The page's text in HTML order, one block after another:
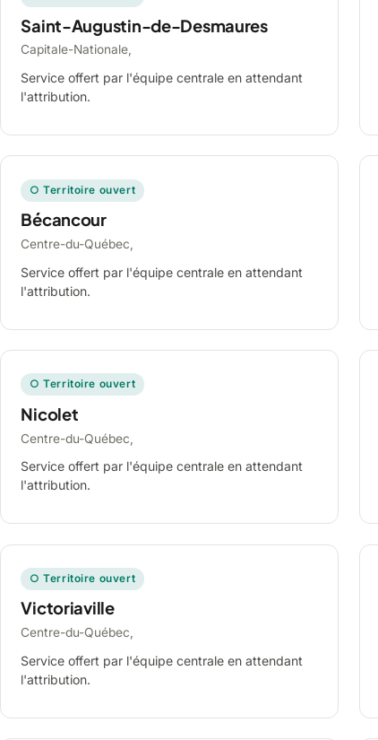
Saint-Augustin-de-Desmaures
Capitale-Nationale,
Service offert par l'équipe centrale en attendant
l'attribution.
○ Territoire ouvert
Bécancour
Centre-du-Québec,
Service offert par l'équipe centrale en attendant
l'attribution.
○ Territoire ouvert
Nicolet
Centre-du-Québec,
Service offert par l'équipe centrale en attendant
l'attribution.
○ Territoire ouvert
Victoriaville
Centre-du-Québec,
Service offert par l'équipe centrale en attendant
l'attribution.